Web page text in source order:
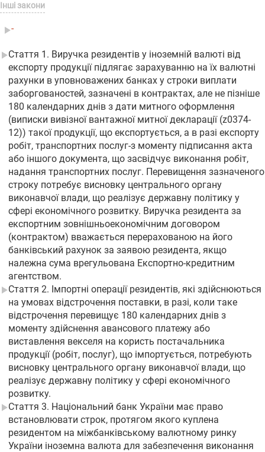
Інші закони
-
Стаття 1. Виручка резидентів у іноземній валюті від
експорту продукції підлягає зарахуванню на їх валютні
рахунки в уповноважених банках у строки виплати
заборгованостей, зазначені в контрактах, але не пізніше
180 календарних днів з дати митного оформлення
(виписки вивізної вантажної митної декларації (z0374-
12)) такої продукції, що експортується, а в разі експорту
робіт, транспортних послуг-з моменту підписання акта
або іншого документа, що засвідчує виконання робіт,
надання транспортних послуг. Перевищення зазначеного
строку потребує висновку центрального органу
виконавчої влади, що реалізує державну політику у
сфері економічного розвитку. Виручка резидента за
експортним зовнішньоекономічним договором
(контрактом) вважається перерахованою на його
банківський рахунок за заявою резидента, якщо
належна сума врегульована Експортно-кредитним
агентством.
Стаття 2. Імпортні операції резидентів, які здійснюються
на умовах відстрочення поставки, в разі, коли таке
відстрочення перевищує 180 календарних днів з
моменту здійснення авансового платежу або
виставлення векселя на користь постачальника
продукції (робіт, послуг), що імпортується, потребують
висновку центрального органу виконавчої влади, що
реалізує державну політику у сфері економічного
розвитку.
Стаття 3. Національний банк України має право
встановлювати строк, протягом якого куплена
резидентом на міжбанківському валютному ринку
України іноземна валюта для забезпечення виконання